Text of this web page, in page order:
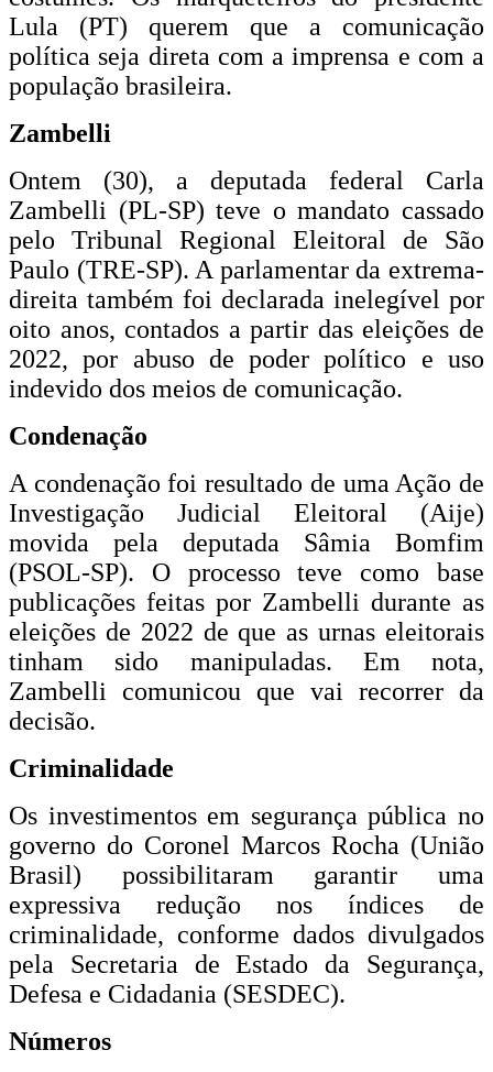
Lula (PT) querem que a comunicação
política seja direta com a imprensa e com a
população brasileira.
Zambelli
Ontem (30), a deputada federal Carla
Zambelli (PL-SP) teve o mandato cassado
pelo Tribunal Regional Eleitoral de São
Paulo (TRE-SP). A parlamentar da extrema-
direita também foi declarada inelegível por
oito anos, contados a partir das eleições de
2022, por abuso de poder político e uso
indevido dos meios de comunicação.
Condenação
A condenação foi resultado de uma Ação de
Investigação Judicial Eleitoral (Aije)
movida pela deputada Sâmia Bomfim
(PSOL-SP). O processo teve como base
publicações feitas por Zambelli durante as
eleições de 2022 de que as urnas eleitorais
tinham sido manipuladas. Em nota,
Zambelli comunicou que vai recorrer da
decisão.
Criminalidade
Os investimentos em segurança pública no
governo do Coronel Marcos Rocha (União
Brasil) possibilitaram garantir uma
expressiva redução nos índices de
criminalidade, conforme dados divulgados
pela Secretaria de Estado da Segurança,
Defesa e Cidadania (SESDEC).
Números